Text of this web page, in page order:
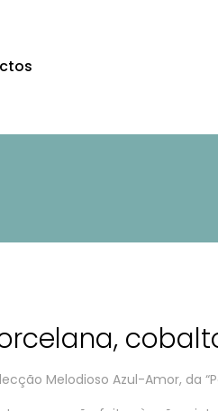
Melodioso Azul-Amor, da